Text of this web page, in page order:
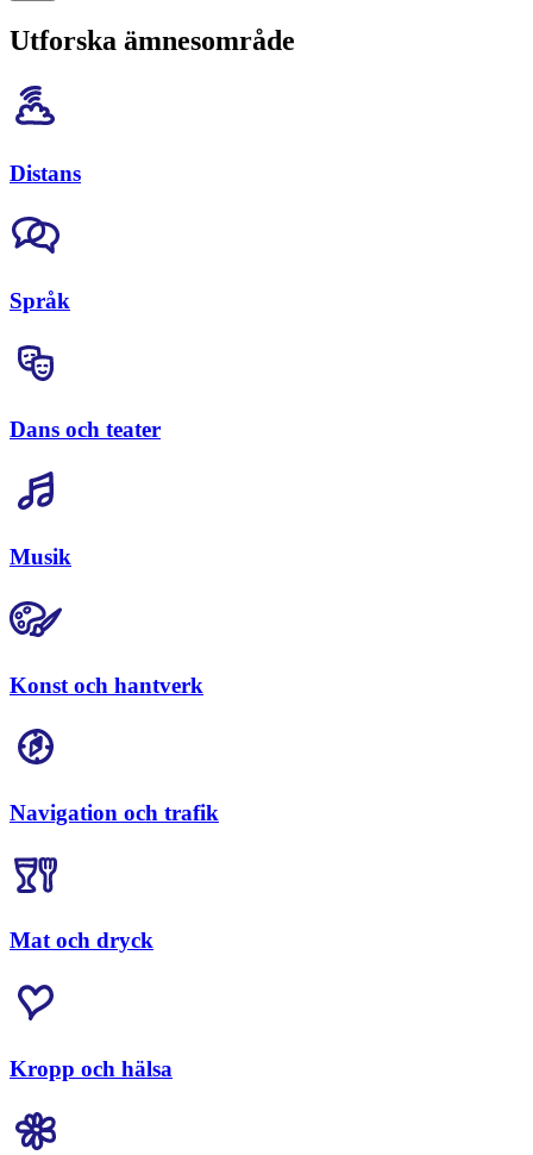
Utforska ämnesområde
Distans
Språk
Dans och teater
Musik
Konst och hantverk
Navigation och trafik
Mat och dryck
Kropp och hälsa